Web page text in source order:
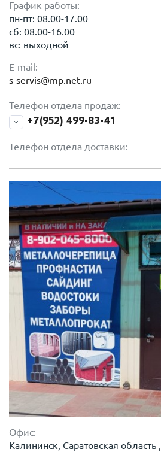
График работы:
пн-пт: 08.00-17.00
сб: 08.00-16.00
вс: выходной
E-mail:
s-servis@mp.net.ru
Телефон отдела продаж:
+7(952) 499-83-41
Телефон отдела доставки:
Офис:
Калининск, Саратовская область ,